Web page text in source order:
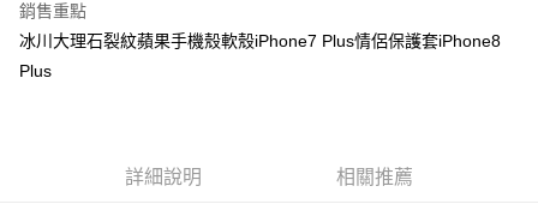
Apple Pay
街口支付
銷售重點
冰川大理石裂紋蘋果手機殼軟殼iPhone7 Plus情侶保護套iPhone8
Plus
詳細說明 相關推薦